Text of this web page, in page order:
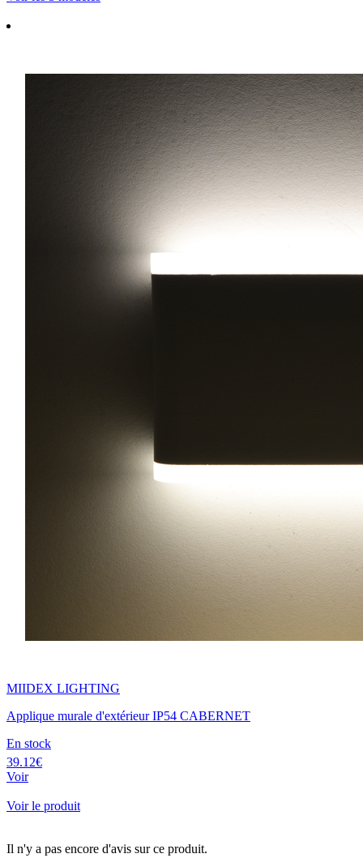
MIIDEX LIGHTING
Applique murale d'extérieur IP54 CABERNET
En stock
39.12€
Voir
Voir le produit
Il n'y a pas encore d'avis sur ce produit.